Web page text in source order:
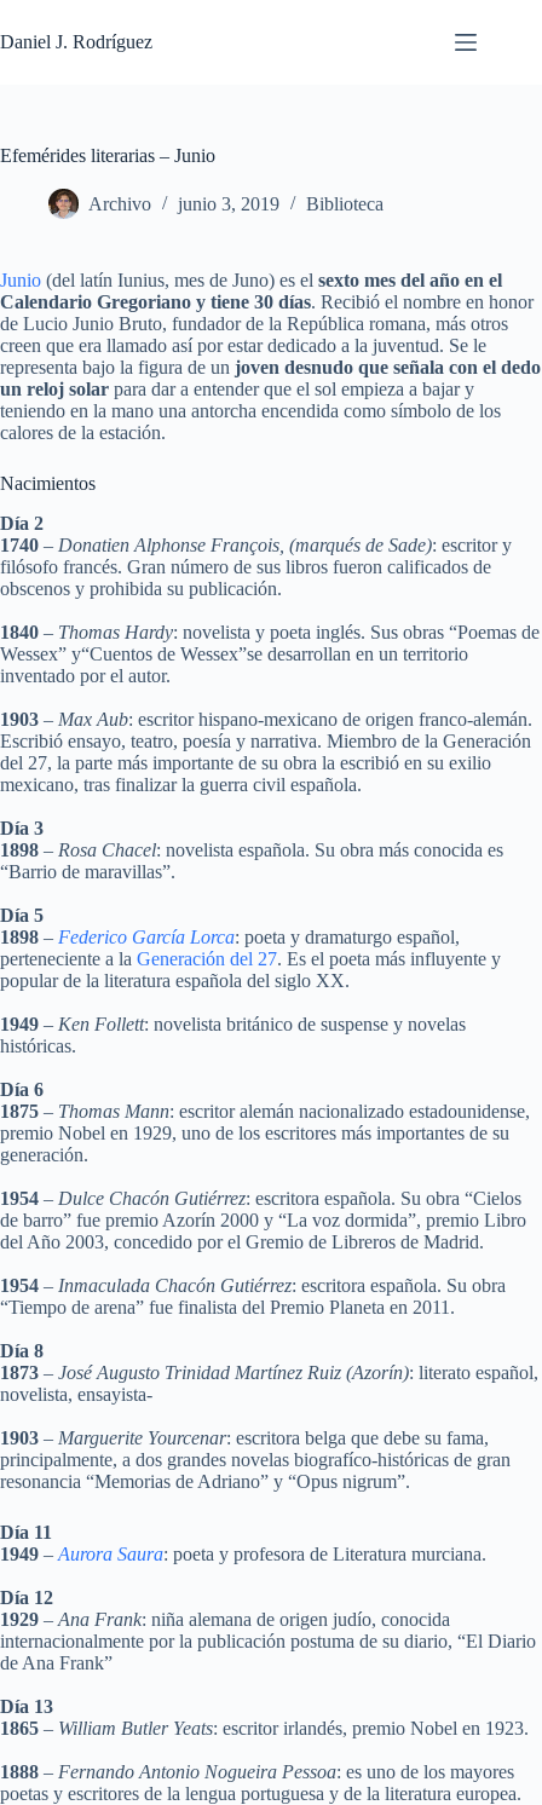
al
contenido
Daniel J. Rodríguez
Efemérides literarias – Junio
Archivo junio 3, 2019 Biblioteca
Junio (del latín Iunius, mes de Juno) es el sexto mes del año en el
Calendario Gregoriano y tiene 30 días. Recibió el nombre en honor
de Lucio Junio Bruto, fundador de la República romana, más otros
creen que era llamado así por estar dedicado a la juventud. Se le
representa bajo la figura de un joven desnudo que señala con el dedo
un reloj solar para dar a entender que el sol empieza a bajar y
teniendo en la mano una antorcha encendida como símbolo de los
calores de la estación.
Nacimientos
Día 2
1740 – Donatien Alphonse François, (marqués de Sade): escritor y
filósofo francés. Gran número de sus libros fueron calificados de
obscenos y prohibida su publicación.
1840 – Thomas Hardy: novelista y poeta inglés. Sus obras “Poemas de
Wessex” y“Cuentos de Wessex”se desarrollan en un territorio
inventado por el autor.
1903 – Max Aub: escritor hispano-mexicano de origen franco-alemán.
Escribió ensayo, teatro, poesía y narrativa. Miembro de la Generación
del 27, la parte más importante de su obra la escribió en su exilio
mexicano, tras finalizar la guerra civil española.
Día 3
1898 – Rosa Chacel: novelista española. Su obra más conocida es
“Barrio de maravillas”.
Día 5
1898 – Federico García Lorca: poeta y dramaturgo español,
perteneciente a la Generación del 27. Es el poeta más influyente y
popular de la literatura española del siglo XX.
1949 – Ken Follett: novelista británico de suspense y novelas
históricas.
Día 6
1875 – Thomas Mann: escritor alemán nacionalizado estadounidense,
premio Nobel en 1929, uno de los escritores más importantes de su
generación.
1954 – Dulce Chacón Gutiérrez: escritora española. Su obra “Cielos
de barro” fue premio Azorín 2000 y “La voz dormida”, premio Libro
del Año 2003, concedido por el Gremio de Libreros de Madrid.
1954 – Inmaculada Chacón Gutiérrez: escritora española. Su obra
“Tiempo de arena” fue finalista del Premio Planeta en 2011.
Día 8
1873 – José Augusto Trinidad Martínez Ruiz (Azorín): literato español,
novelista, ensayista-
1903 – Marguerite Yourcenar: escritora belga que debe su fama,
principalmente, a dos grandes novelas biografíco-históricas de gran
resonancia “Memorias de Adriano” y “Opus nigrum”.
Día 11
1949 – Aurora Saura: poeta y profesora de Literatura murciana.
Día 12
1929 – Ana Frank: niña alemana de origen judío, conocida
internacionalmente por la publicación postuma de su diario, “El Diario
de Ana Frank”
Día 13
1865 – William Butler Yeats: escritor irlandés, premio Nobel en 1923.
1888 – Fernando Antonio Nogueira Pessoa: es uno de los mayores
poetas y escritores de la lengua portuguesa y de la literatura europea.